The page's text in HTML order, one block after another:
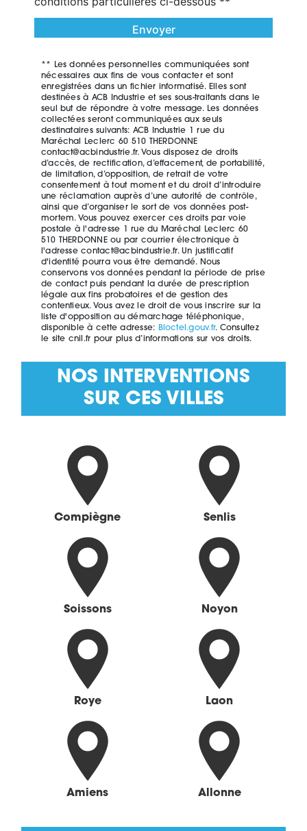
Envoyer
** Les données personnelles communiquées sont
nécessaires aux fins de vous contacter et sont
enregistrées dans un fichier informatisé. Elles sont
destinées à ACB Industrie et ses sous-traitants dans le
seul but de répondre à votre message. Les données
collectées seront communiquées aux seuls
destinataires suivants: ACB Industrie 1 rue du
Maréchal Leclerc 60 510 THERDONNE
contact@acbindustrie.fr. Vous disposez de droits
d’accès, de rectification, d’effacement, de portabilité,
de limitation, d’opposition, de retrait de votre
consentement à tout moment et du droit d’introduire
une réclamation auprès d’une autorité de contrôle,
ainsi que d’organiser le sort de vos données post-
mortem. Vous pouvez exercer ces droits par voie
postale à l'adresse 1 rue du Maréchal Leclerc 60
510 THERDONNE ou par courrier électronique à
l'adresse contact@acbindustrie.fr. Un justificatif
d'identité pourra vous être demandé. Nous
conservons vos données pendant la période de prise
de contact puis pendant la durée de prescription
légale aux fins probatoires et de gestion des
contentieux. Vous avez le droit de vous inscrire sur la
liste d'opposition au démarchage téléphonique,
disponible à cette adresse: Bloctel.gouv.fr. Consultez
le site cnil.fr pour plus d’informations sur vos droits.
NOS INTERVENTIONS
SUR CES VILLES
Compiègne Senlis
Soissons Noyon
Roye Laon
Amiens Allonne